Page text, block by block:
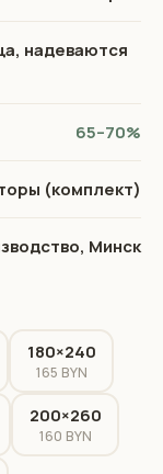
надеваются
65–70%
(комплект)
Минск
180×240
165 BYN
200×260
160 BYN